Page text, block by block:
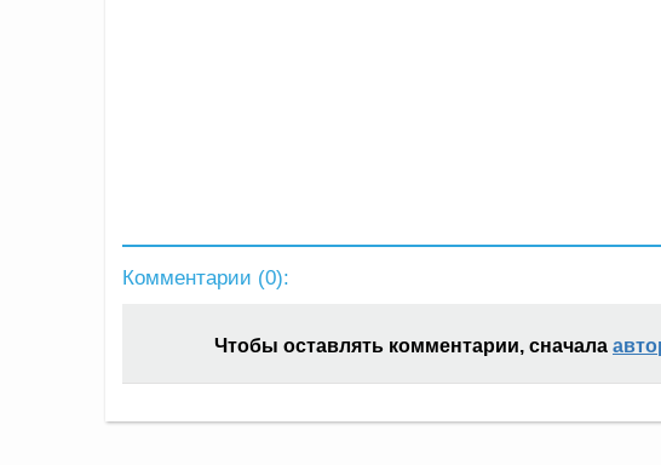
Комментарии (0):
Чтобы оставлять комментарии, сначала